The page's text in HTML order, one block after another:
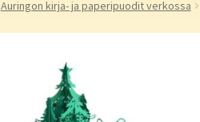
Auringon kirja- ja paperipuodit verkossa